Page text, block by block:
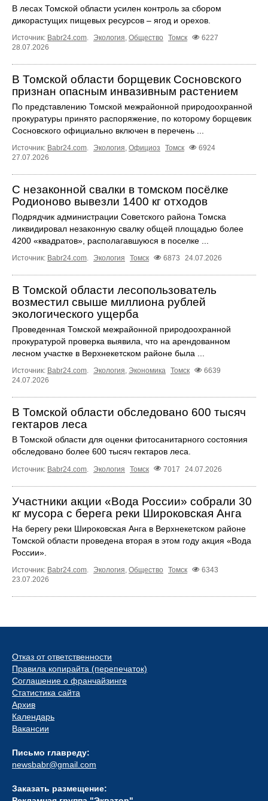
В лесах Томской области усилен контроль за сбором
дикорастущих пищевых ресурсов – ягод и орехов.
Источник: Babr24.com. Экология, Общество Томск
6227
28.07.2026
В Томской области борщевик Сосновского
признан опасным инвазивным растением
По представлению Томской межрайонной природоохранной
прокуратуры принято распоряжение, по которому борщевик
Сосновского официально включен в перечень ...
Источник: Babr24.com. Экология, Официоз Томск
6924
27.07.2026
С незаконной свалки в томском посёлке
Родионово вывезли 1400 кг отходов
Подрядчик администрации Советского района Томска
ликвидировал незаконную свалку общей площадью более
4200 «квадратов», располагавшуюся в поселке ...
Источник: Babr24.com. Экология Томск 6873 24.07.2026
В Томской области лесопользователь
возместил свыше миллиона рублей
экологического ущерба
Проведенная Томской межрайонной природоохранной
прокуратурой проверка выявила, что на арендованном
лесном участке в Верхнекетском районе была ...
Источник: Babr24.com. Экология, Экономика Томск
6639
24.07.2026
В Томской области обследовано 600 тысяч
гектаров леса
В Томской области для оценки фитосанитарного состояния
обследовано более 600 тысяч гектаров леса.
Источник: Babr24.com Экология Томск 7017 24.07.2026
Участники акции «Вода России» собрали 30
кг мусора с берега реки Широковская Анга
На берегу реки Широковская Анга в Верхнекетском районе
Томской области проведена вторая в этом году акция «Вода
России».
Источник: Babr24.com Экология Общество Томск
6343
23.07.2026
Отказ от ответственности
Правила копирайта (перепечаток)
Соглашение о франчайзинге
Статистика сайта
Архив
Календарь
Вакансии
Письмо главреду:
newsbabr@gmail.com
Заказать размещение: